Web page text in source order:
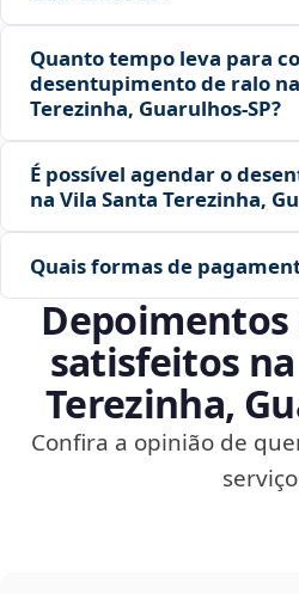
Quanto tempo leva para
desentupimento de ralo
Terezinha, Guarulhos‑SP?
É possível agendar o
na Vila Santa Terezinha,
Quais formas de
satisfeitos
Terezinha,
Confira a opinião de